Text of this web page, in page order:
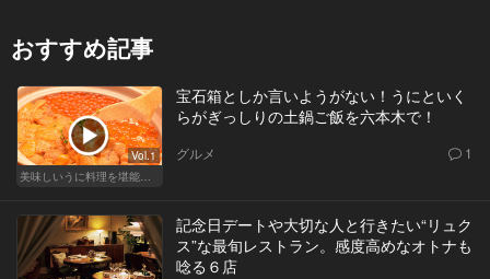
おすすめ記事
Vol.1
美味しいうに料理を堪能できる東京の名店
宝石箱としか言いようがない！うにといく
らがぎっしりの土鍋ご飯を六本木で！
グルメ 1
記念日デートや大切な人と行きたい“リュク
ス”な最旬レストラン。感度高めなオトナも
唸る６店